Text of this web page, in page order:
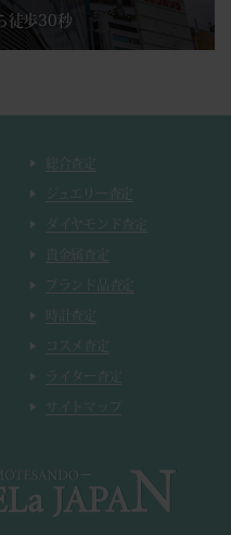
徒歩30秒
総合査定
ジュエリー査定
ダイヤモンド査定
貴金属査定
ブランド品査定
時計査定
コスメ査定
ライター査定
サイトマップ